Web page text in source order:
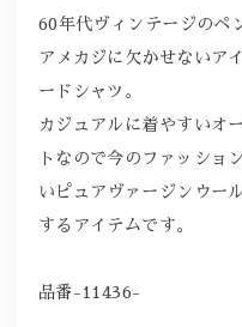
60年代ヴィンテージのペ
アメカジに欠かせないア
ードシャツ。
カジュアルに着やすいオ
トなので今のファッショ
いピュアヴァージンウー
するアイテムです。
品番-11436-